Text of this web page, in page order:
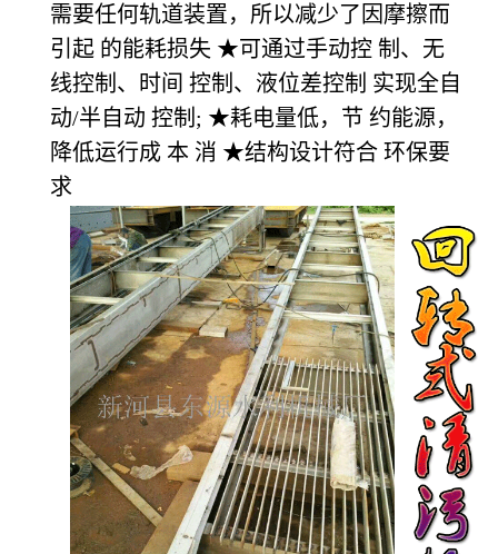
需要任何轨道装置，所以减少了因摩擦而
引起 的能耗损失 ★可通过手动控 制、无
线控制、时间 控制、液位差控制 实现全自
动/半自动 控制; ★耗电量低，节 约能源，
降低运行成 本 消 ★结构设计符合 环保要
求